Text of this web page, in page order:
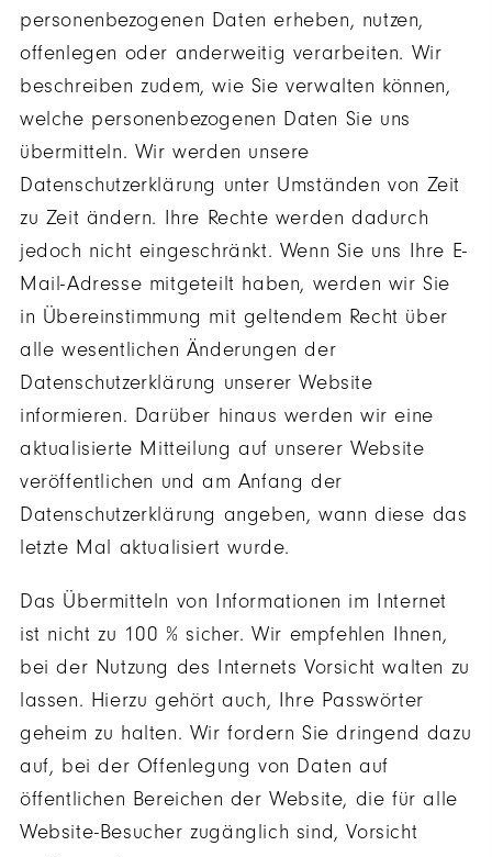
personenbezogenen Daten erheben, nutzen,
offenlegen oder anderweitig verarbeiten. Wir
beschreiben zudem, wie Sie verwalten können,
welche personenbezogenen Daten Sie uns
übermitteln. Wir werden unsere
Datenschutzerklärung unter Umständen von Zeit
zu Zeit ändern. Ihre Rechte werden dadurch
jedoch nicht eingeschränkt. Wenn Sie uns Ihre E-
Mail-Adresse mitgeteilt haben, werden wir Sie
in Übereinstimmung mit geltendem Recht über
alle wesentlichen Änderungen der
Datenschutzerklärung unserer Website
informieren. Darüber hinaus werden wir eine
aktualisierte Mitteilung auf unserer Website
veröffentlichen und am Anfang der
Datenschutzerklärung angeben, wann diese das
letzte Mal aktualisiert wurde.
Das Übermitteln von Informationen im Internet
ist nicht zu 100 % sicher. Wir empfehlen Ihnen,
bei der Nutzung des Internets Vorsicht walten zu
lassen. Hierzu gehört auch, Ihre Passwörter
geheim zu halten. Wir fordern Sie dringend dazu
auf, bei der Offenlegung von Daten auf
öffentlichen Bereichen der Website, die für alle
Website-Besucher zugänglich sind, Vorsicht